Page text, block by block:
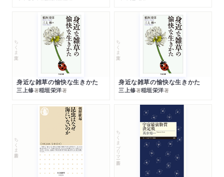
ちくま文庫
身近な雑草の愉快な生きかた
三上修著稲垣栄洋著
ちくま文庫
身近な雑草の愉快な生きかた
三上修著稲垣栄洋著
ちくま新書 ちくまプリマー新書